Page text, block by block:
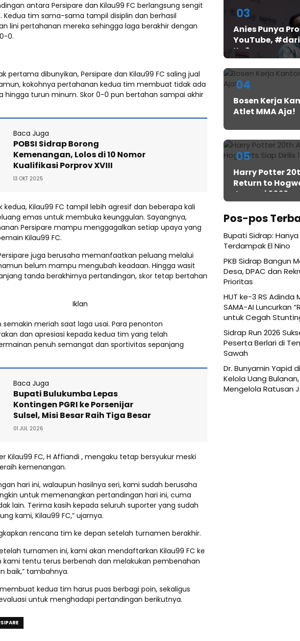
antara Persipare dan Kilau99 FC berlangsung sengit
Kedua tim sama-sama tampil disiplin dan berhasil
lini pertahanan mereka sehingga laga berakhir dengan
0.
pertama dibunyikan, Persipare dan Kilau99 FC saling jual
kokohnya pertahanan kedua tim membuat tidak ada
hingga turun minum. Skor 0-0 pun bertahan sampai akhir
Baca Juga
POBSI Sidrap Borong
Kemenangan, Lolos di 10 Nomor
Kualifikasi Porprov XVIII
13 OKT 2025
kedua, Kilau99 FC tampil lebih agresif dan beberapa kali
emas untuk membuka keunggulan. Sayangnya,
Persipare mampu menggagalkan setiap upaya yang
Kilau99 FC.
juga berusaha memanfaatkan peluang melalui
belum mampu mengubah keadaan. Hingga wasit
tanda berakhirnya pertandingan, skor tetap bertahan
semakin meriah saat laga usai. Para penonton
dan apresiasi kepada kedua tim yang telah
penuh semangat dan sportivitas sepanjang
Baca Juga
Bupati Bulukumba Lepas
Kontingen PGRI ke Porsenijar
Sulsel, Misi Besar Raih Tiga Besar
01 JUL 2026
Kilau99 FC, H Affiandi , mengaku tetap bersyukur meski
kemenangan.
hari ini, walaupun hasilnya seri, kami sudah berusaha
untuk memenangkan pertandingan hari ini, cuma
lain. Terima kasih kepada seluruh suporter yang sudah
kami, Kilau99 FC,” ujarnya.
rencana tim ke depan setelah turnamen berakhir.
turnamen ini, kami akan mendaftarkan Kilau99 FC ke
kami tentu terus berbenah dan melakukan pembenahan
baik,” tambahnya.
kedua tim harus puas berbagi poin, sekaligus
untuk menghadapi pertandingan berikutnya.
03
Anies Punya
YouTube,
Itu?
04
Bosen Kerja
Atlet MMA Aja!
05
Harry Potter
Return to
Januari 2022
Pos-pos
Bupati Sidrap:
Terdampak El Nino
PKB Sidrap Bangun
Desa, DPAC dan
Prioritas
HUT ke-3 RS Adinda
SAMA-AI Luncurkan
untuk Cegah
Sidrap Run 2026
Peserta Berlari di
Sawah
Dr. Bunyamin Yapid
Kelola Uang
Mengelola Ratusan